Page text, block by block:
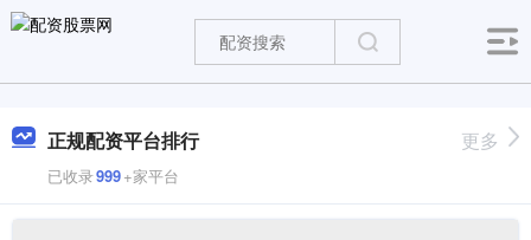
正规配资平台排行
已收录999+家平台
更多